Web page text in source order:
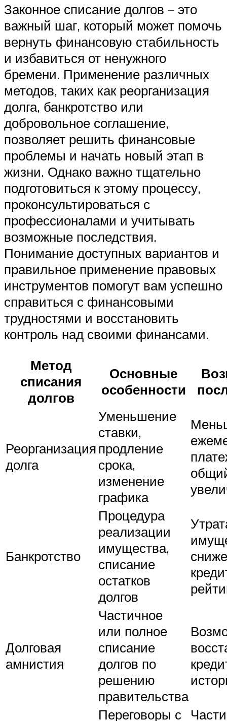
Законное списание долгов – это
важный шаг, который может помочь
вернуть финансовую стабильность
и избавиться от ненужного
бремени. Применение различных
методов, таких как реорганизация
долга, банкротство или
добровольное соглашение,
позволяет решить финансовые
проблемы и начать новый этап в
жизни. Однако важно тщательно
подготовиться к этому процессу,
проконсультироваться с
профессионалами и учитывать
возможные последствия.
Понимание доступных вариантов и
правильное применение правовых
инструментов помогут вам успешно
справиться с финансовыми
трудностями и восстановить
контроль над своими финансами.
Метод
списания
долгов
Основные
особенности
Реорганизация
долга
Уменьшение
ставки,
продление
срока,
изменение
графика
Банкротство
Процедура
реализации
имущества,
списание
остатков
долгов
Долговая
амнистия
Частичное
или полное
списание
долгов по
решению
правительства
Переговоры с